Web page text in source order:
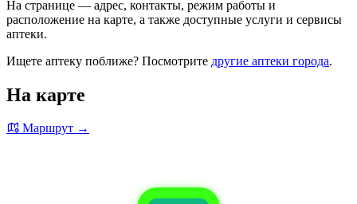
На странице — адрес, контакты, режим работы и
расположение на карте, а также доступные услуги и сервисы
аптеки.
Ищете аптеку поближе? Посмотрите другие аптеки города.
На карте
Маршрут →